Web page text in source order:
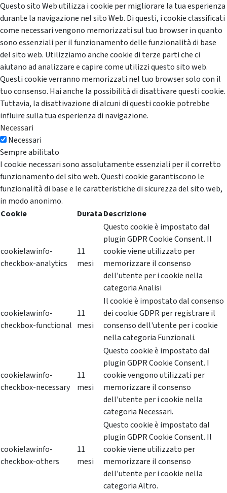
Questo sito Web utilizza i cookie per migliorare la tua esperienza
durante la navigazione nel sito Web. Di questi, i cookie classificati
come necessari vengono memorizzati sul tuo browser in quanto
sono essenziali per il funzionamento delle funzionalità di base
del sito web. Utilizziamo anche cookie di terze parti che ci
aiutano ad analizzare e capire come utilizzi questo sito web.
Questi cookie verranno memorizzati nel tuo browser solo con il
tuo consenso. Hai anche la possibilità di disattivare questi cookie.
Tuttavia, la disattivazione di alcuni di questi cookie potrebbe
influire sulla tua esperienza di navigazione.
Necessari
Necessari
Sempre abilitato
I cookie necessari sono assolutamente essenziali per il corretto
funzionamento del sito web. Questi cookie garantiscono le
funzionalità di base e le caratteristiche di sicurezza del sito web,
in modo anonimo.
Cookie
DurataDescrizione
cookielawinfo-
checkbox-analytics
11
mesi
Questo cookie è impostato dal
plugin GDPR Cookie Consent. Il
cookie viene utilizzato per
memorizzare il consenso
dell'utente per i cookie nella
categoria Analisi
cookielawinfo-
checkbox-functional
11
mesi
Il cookie è impostato dal consenso
dei cookie GDPR per registrare il
consenso dell'utente per i cookie
nella categoria Funzionali.
cookielawinfo-
checkbox-necessary
11
mesi
Questo cookie è impostato dal
plugin GDPR Cookie Consent. I
cookie vengono utilizzati per
memorizzare il consenso
dell'utente per i cookie nella
categoria Necessari.
cookielawinfo-
checkbox-others
11
mesi
Questo cookie è impostato dal
plugin GDPR Cookie Consent. Il
cookie viene utilizzato per
memorizzare il consenso
dell'utente per i cookie nella
categoria Altro.